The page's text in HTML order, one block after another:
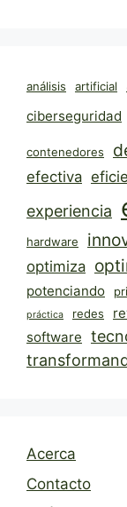
análisis artificial
ciberseguridad
contenedores
efectiva
experiencia
hardware
optimiza
potenciando
práctica redes
software
Acerca
Contacto